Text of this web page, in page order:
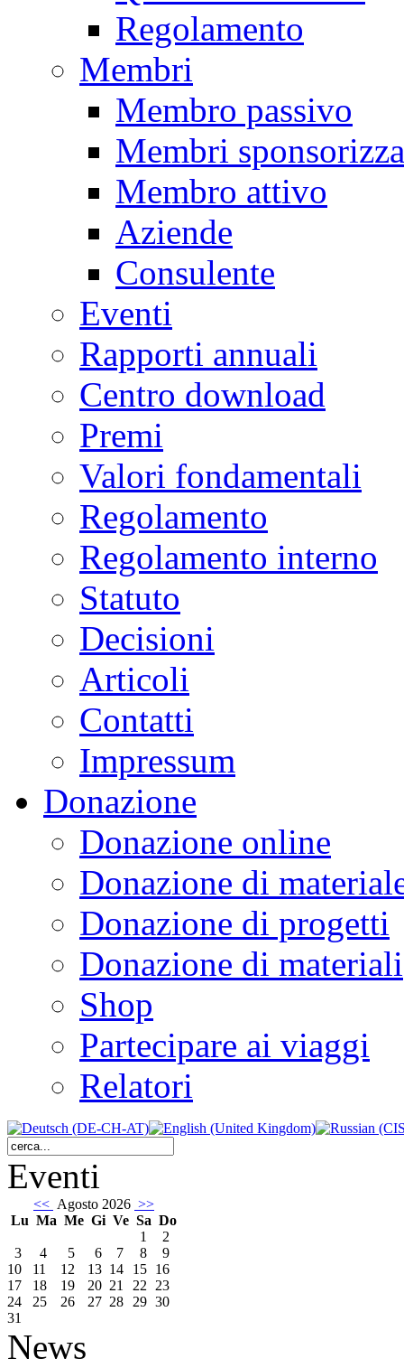
Regolamento
Membri
Membro passivo
Membri
Membro attivo
Aziende
Consulente
Eventi
Rapporti annuali
Centro download
Premi
Valori fondamentali
Regolamento
Regolamento interno
Statuto
Decisioni
Articoli
Contatti
Impressum
Donazione
Donazione online
Donazione di
Donazione di progetti
Donazione di materiali
Shop
Partecipare ai viaggi
Relatori
Eventi
<< Agosto 2026 >>
Lu Ma Me Gi Ve Sa Do
1
2
3
4 5 6 7 8
9
10
11 12 13 14 15 16
17
18 19 20 21 22 23
24
25 26 27 28 29 30
31
News